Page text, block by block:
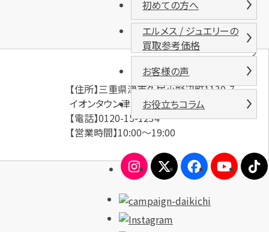
【住所】三重県津市久居小野辺町1130-7
イオンタウン津城山 2階
【電話】0120-15-1234
【営業時間】10:00～19:00
初めての方へ
エルメス / ジュエリーの
買取参考価格
お客様の声
お役立ちコラム